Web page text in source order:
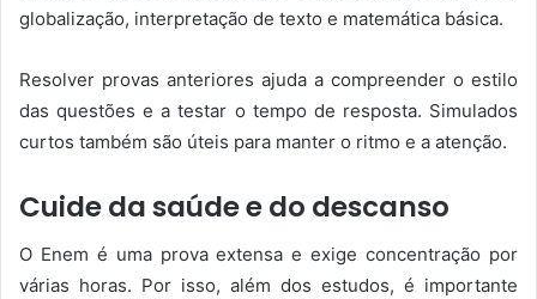
globalização, interpretação de texto e matemática básica.
Resolver provas anteriores ajuda a compreender o estilo
das questões e a testar o tempo de resposta. Simulados
curtos também são úteis para manter o ritmo e a atenção.
Cuide da saúde e do descanso
O Enem é uma prova extensa e exige concentração por
várias horas. Por isso, além dos estudos, é importante